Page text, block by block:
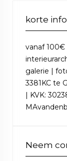
korte info
vanaf 100€
galerie |
3381KC te
| KVK:
Neem